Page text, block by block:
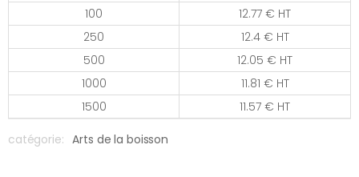
100
12.77 € HT
250
12.4 € HT
500
12.05 € HT
1000
11.81 € HT
1500
11.57 € HT
catégorie: Arts de la boisson